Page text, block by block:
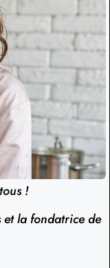
!
et la fondatrice de